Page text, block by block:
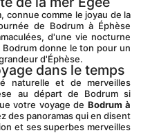
de Bodrum à Éphèse
d'une vie nocturne
donne le ton pour un
d'Éphèse.
dans le temps
au départ de Bodrum si
votre voyage de Bodrum à
des panoramas qui en disent
et ses superbes merveilles